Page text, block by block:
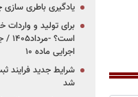
یادگیری باطری
برای تولید و
اجرایی ماده ۱۰
شرایط جدید فرایند
شد